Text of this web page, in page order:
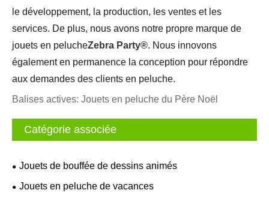
le développement, la production, les ventes et les
services. De plus, nous avons notre propre marque de
jouets en pelucheZebra Party®. Nous innovons
également en permanence la conception pour répondre
aux demandes des clients en peluche.
Balises actives: Jouets en peluche du Père Noël
Catégorie associée
Jouets de bouffée de dessins animés
Jouets en peluche de vacances